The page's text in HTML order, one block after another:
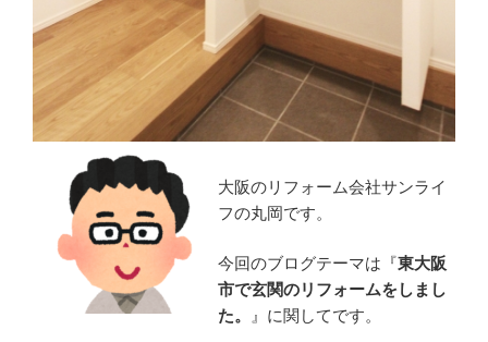
大阪のリフォーム会社サンライ
フの丸岡です。
今回のブログテーマは『東大阪
市で玄関のリフォームをしまし
た。
』に関してです。